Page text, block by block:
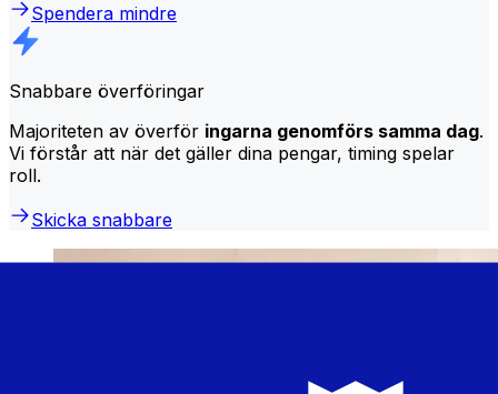
Spendera mindre
Snabbare överföringar
Majoriteten av överför ingarna genomförs samma dag.
Vi förstår att när det gäller dina pengar, timing spelar
roll.
Skicka snabbare